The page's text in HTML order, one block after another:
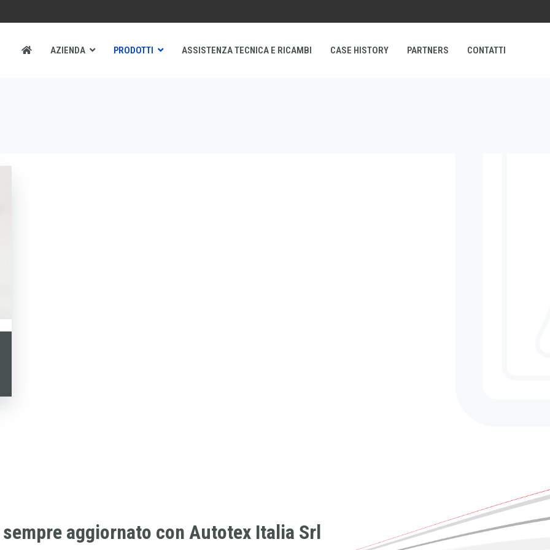
AZIENDA PRODOTTI ASSISTENZA TECNICA E RICAMBI CASE HISTORY PARTNERS CONTATTI
aggiornato con Autotex Italia Srl